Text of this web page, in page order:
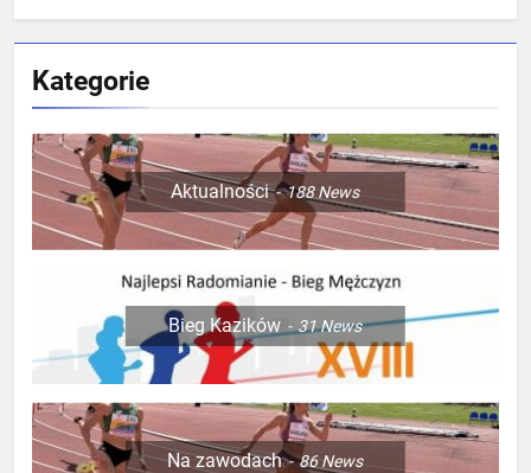
Kategorie
Aktualności 188News
Bieg Kazików 31News
Na zawodach 86News